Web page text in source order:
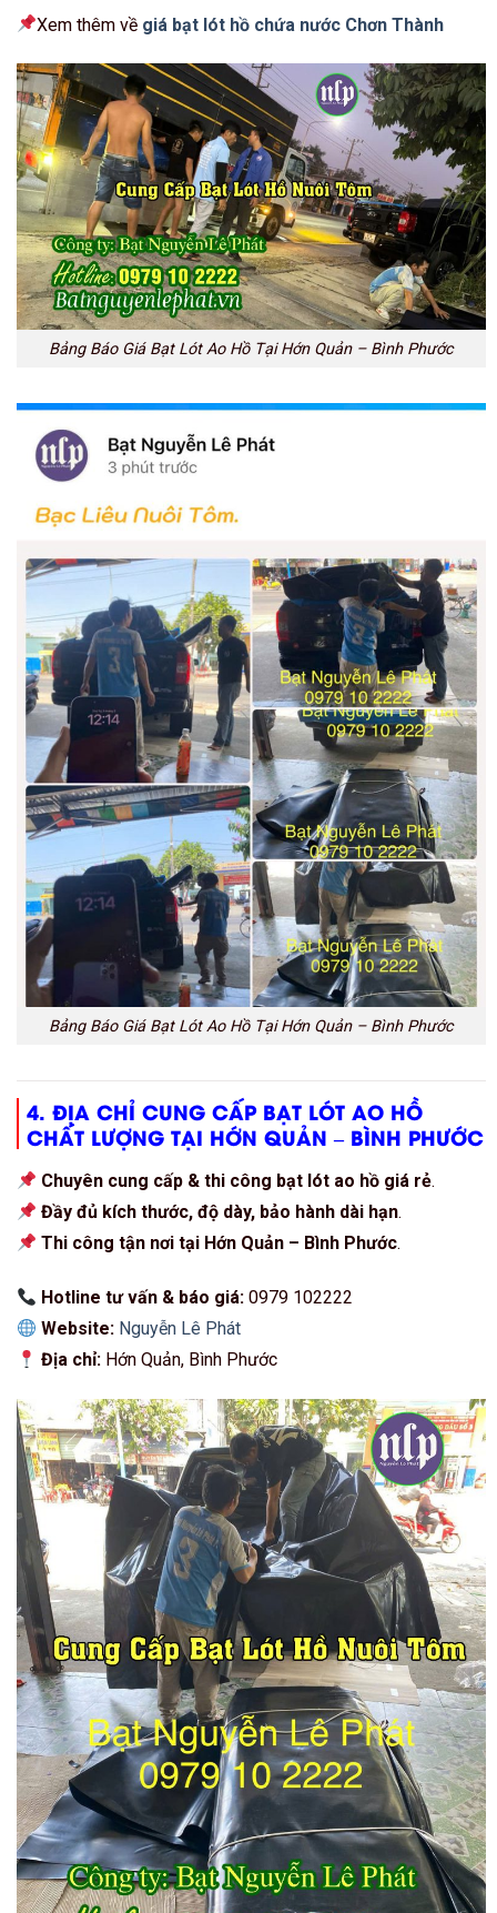
Xem thêm về giá bạt lót hồ chứa nước Chơn Thành
Bảng Báo Giá Bạt Lót Ao Hồ Tại Hớn Quản – Bình Phước
Bảng Báo Giá Bạt Lót Ao Hồ Tại Hớn Quản – Bình Phước
4. ĐỊA CHỈ CUNG CẤP BẠT LÓT AO HỒ
CHẤT LƯỢNG TẠI HỚN QUẢN – BÌNH PHƯỚC
Chuyên cung cấp & thi công bạt lót ao hồ giá rẻ.
Đầy đủ kích thước, độ dày, bảo hành dài hạn.
Thi công tận nơi tại Hớn Quản – Bình Phước.
Hotline tư vấn & báo giá: 0979 102222
Website: Nguyễn Lê Phát
Địa chỉ: Hớn Quản, Bình Phước